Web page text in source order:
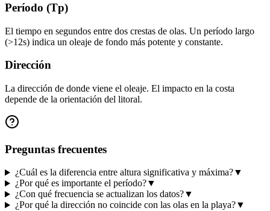
Período (Tp)
El tiempo en segundos entre dos crestas de olas. Un período largo
(>12s) indica un oleaje de fondo más potente y constante.
Dirección
La dirección de donde viene el oleaje. El impacto en la costa
depende de la orientación del litoral.
Preguntas frecuentes
¿Cuál es la diferencia entre altura significativa y máxima?▼
¿Por qué es importante el período?▼
¿Con qué frecuencia se actualizan los datos?▼
¿Por qué la dirección no coincide con las olas en la playa?▼